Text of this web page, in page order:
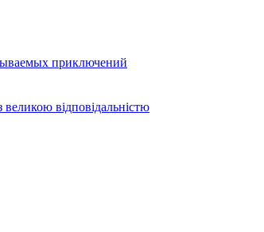
приключений
відповідальністю